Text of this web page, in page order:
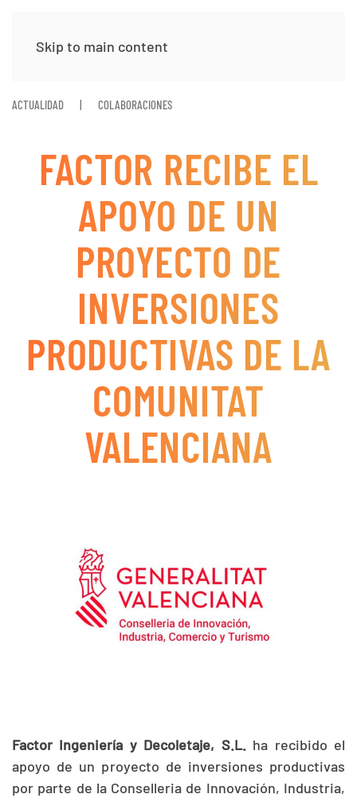
Skip to main content
ACTUALIDAD COLABORACIONES
FACTOR RECIBE EL
APOYO DE UN
PROYECTO DE
INVERSIONES
PRODUCTIVAS DE LA
COMUNITAT
VALENCIANA
Factor Ingeniería y Decoletaje, S.L. ha recibido el
apoyo de un proyecto de inversiones productivas
por parte de la Conselleria de Innovación, Industria,